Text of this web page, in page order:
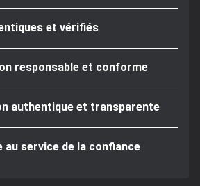
et vérifiés
responsable et conforme
authentique et transparente
au service de la confiance